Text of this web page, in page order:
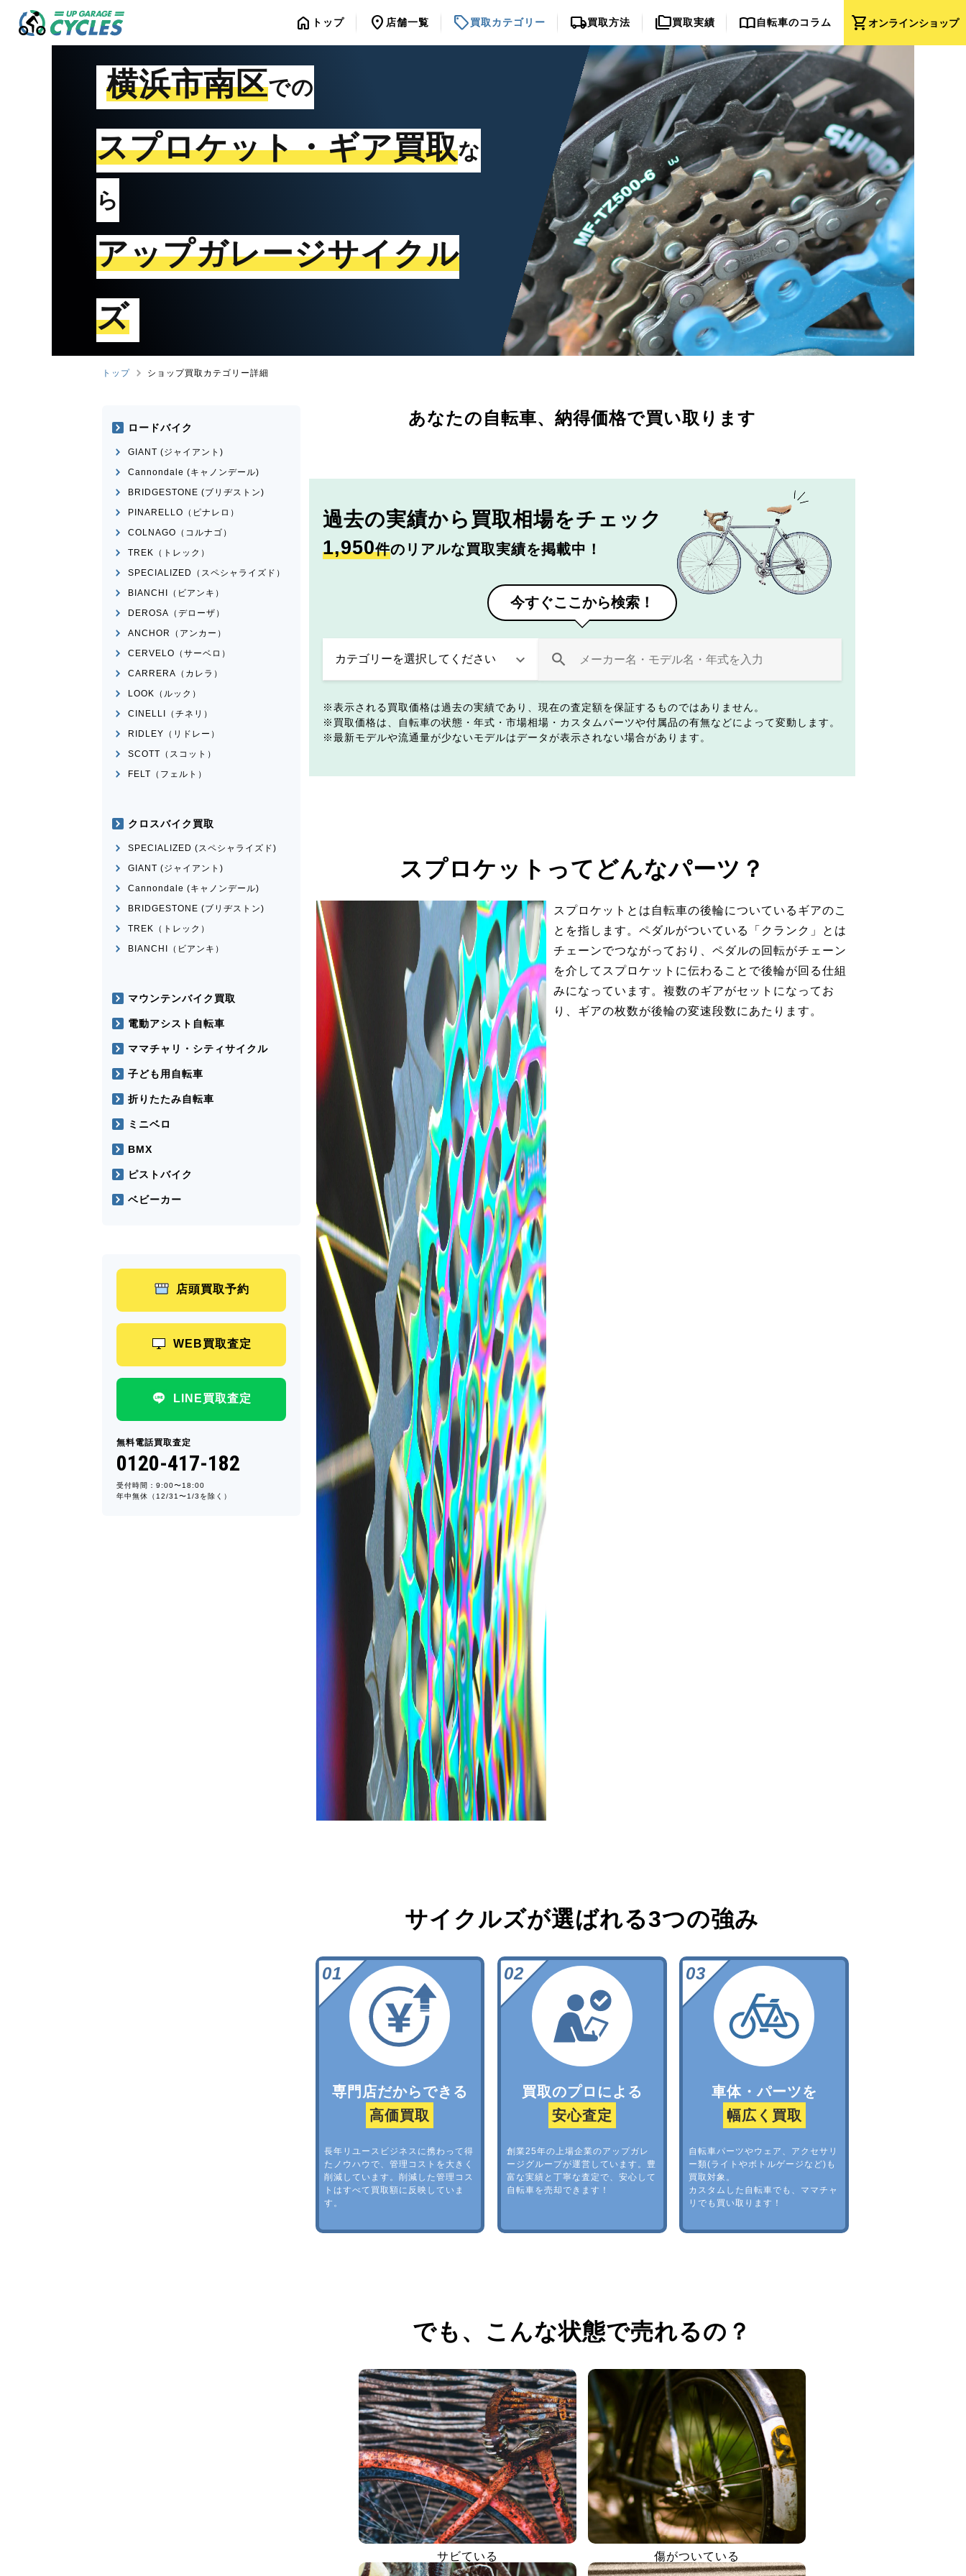
shopping_cartオンラインショップ
home トップ location_on 店舗一覧 sell買取カテゴリー local_shipping買取方法 folder_copy買取実績 import_contacts自転車のコラム
横浜市南区での
スプロケット・ギア買取な
ら
アップガレージサイクル
ズ
トップ ショップ買取カテゴリー詳細
あなたの自転車、 納得価格で買い取ります
過去の実績から 買取相場をチェック
1,950件のリアルな買取実績を掲載中！
今すぐここから検索！
表示される買取価格は過去の実績であり、現在の査定額を保証するものではありません。
買取価格は、自転車の状態・年式・市場相場・カスタムパーツや付属品の有無などによって変動します。
最新モデルや流通量が少ないモデルはデータが表示されない場合があります。
スプロケットってどんなパーツ？
スプロケットとは自転車の後輪についているギアのこ
とを指します。ペダルがついている「クランク」とは
チェーンでつながっており、ペダルの回転がチェーン
を介してスプロケットに伝わることで後輪が回る仕組
みになっています。複数のギアがセットになってお
り、ギアの枚数が後輪の変速段数にあたります。
サイクルズが選ばれる3つの強み
専門店だからできる
高価買取
長年リユースビジネスに携わって得
たノウハウで、管理コストを大きく
削減しています。削減した管理コス
トはすべて買取額に反映していま
す。
買取のプロによる
安心査定
創業25年の上場企業のアップガレ
ージグループが運営しています。豊
富な実績と丁寧な査定で、安心して
自転車を売却できます！
車体・パーツを
幅広く買取
自転車パーツやウェア、アクセサリ
ー類(ライトやボトルゲージなど)も
買取対象。
カスタムした自転車でも、ママチャ
リでも買い取ります！
でも、 こんな状態で売れるの？
サビている 傷がついている
ロードバイク
GIANT (ジャイアント)
Cannondale (キャノンデール)
BRIDGESTONE (ブリヂストン)
PINARELLO（ピナレロ）
COLNAGO（コルナゴ）
TREK（トレック）
SPECIALIZED（スペシャライズド）
BIANCHI（ビアンキ）
DEROSA（デローザ）
ANCHOR（アンカー）
CERVELO（サーベロ）
CARRERA（カレラ）
LOOK（ルック）
CINELLI（チネリ）
RIDLEY（リドレー）
SCOTT（スコット）
FELT（フェルト）
クロスバイク買取
SPECIALIZED (スペシャライズド)
GIANT (ジャイアント)
Cannondale (キャノンデール)
BRIDGESTONE (ブリヂストン)
TREK（トレック）
BIANCHI（ビアンキ）
マウンテンバイク買取
電動アシスト自転車
ママチャリ・シティサイクル
子ども用自転車
折りたたみ自転車
ミニベロ
BMX
ピストバイク
ベビーカー
店頭買取予約
WEB買取査定
LINE買取査定
無料電話買取査定
0120-417-182
受付時間：9:00〜18:00
年中無休（12/31〜1/3を除く）